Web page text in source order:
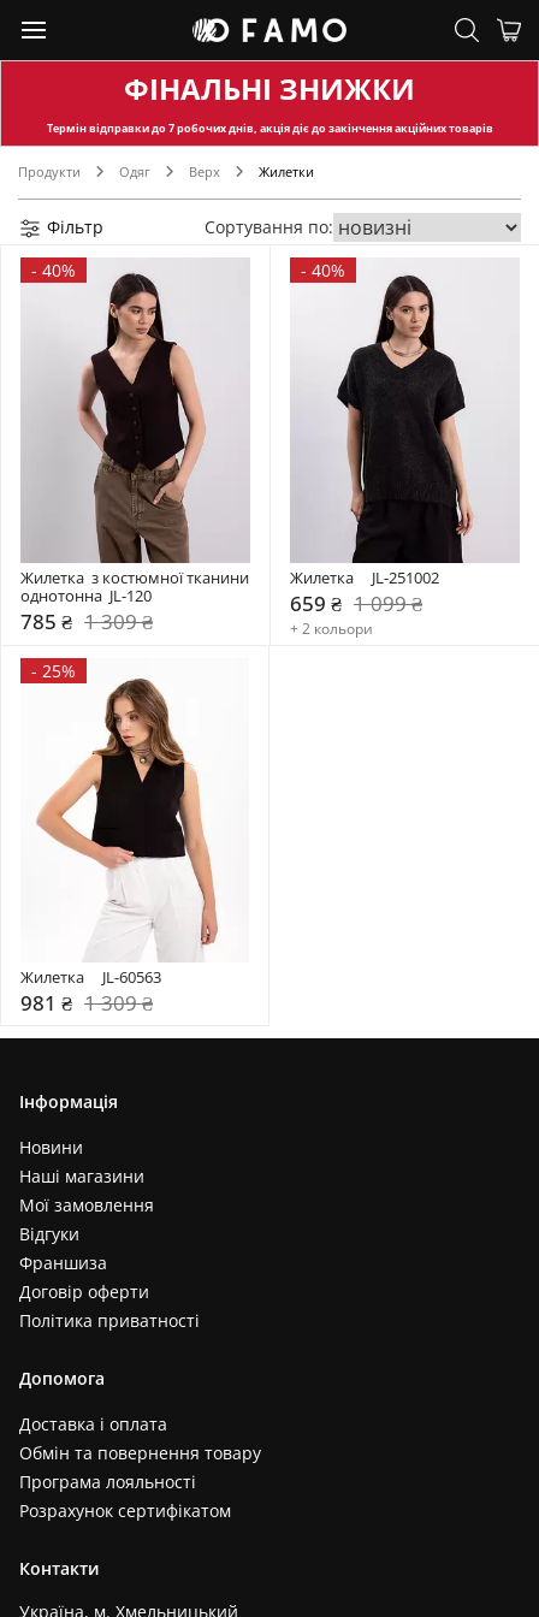
ФІНАЛЬНІ ЗНИЖКИ
Термін відправкидо 7 робочих днів, акція діє до закінчення акційних товарів
Продукти Одяг Верх Жилетки
Фільтр
Сортування по:
- 40%
Жилетка  з костюмної тканини
однотонна  JL-120
785 ₴ 1 309 ₴
- 40%
Жилетка     JL-251002
659 ₴ 1 099 ₴
+ 2 кольори
- 25%
Жилетка     JL-60563
981 ₴ 1 309 ₴
Інформація
Новини
Наші магазини
Мої замовлення
Відгуки
Франшиза
Договір оферти
Політика приватності
Допомога
Доставка і оплата
Обмін та повернення товару
Програма лояльності
Розрахунок сертифікатом
Контакти
Україна, м. Хмельницький